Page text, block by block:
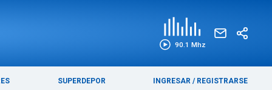
90.1 Mhz
SUPERDEPOR INGRESAR / REGISTRARSE